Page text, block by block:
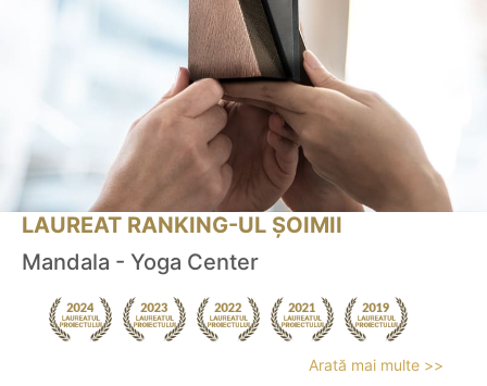
LAUREAT RANKING-UL ȘOIMII
Mandala - Yoga Center
Arată mai multe >>